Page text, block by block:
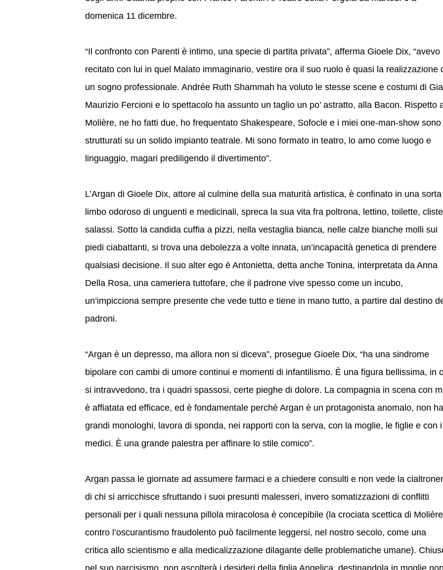
domenica 11 dicembre.
“Il confronto con Parenti è intimo, una specie di partita privata”, afferma Gioele Dix, “avevo
recitato con lui in quel Malato immaginario, vestire ora il suo ruolo è quasi la realizzazione
un sogno professionale. Andrée Ruth Shammah ha voluto le stesse scene e costumi di
Maurizio Fercioni e lo spettacolo ha assunto un taglio un po’ astratto, alla Bacon. Rispetto
Molière, ne ho fatti due, ho frequentato Shakespeare, Sofocle e i miei one-man-show sono
strutturati su un solido impianto teatrale. Mi sono formato in teatro, lo amo come luogo e
linguaggio, magari prediligendo il divertimento”.
L’Argan di Gioele Dix, attore al culmine della sua maturità artistica, è confinato in una sorta
limbo odoroso di unguenti e medicinali, spreca la sua vita fra poltrona, lettino, toilette,
salassi. Sotto la candida cuffia a pizzi, nella vestaglia bianca, nelle calze bianche molli sui
piedi ciabattanti, si trova una debolezza a volte innata, un’incapacità genetica di prendere
qualsiasi decisione. Il suo alter ego è Antonietta, detta anche Tonina, interpretata da Anna
Della Rosa, una cameriera tuttofare, che il padrone vive spesso come un incubo,
un’impicciona sempre presente che vede tutto e tiene in mano tutto, a partire dal destino
padroni.
“Argan è un depresso, ma allora non si diceva”, prosegue Gioele Dix, “ha una sindrome
bipolare con cambi di umore continui e momenti di infantilismo. È una figura bellissima, in
si intravvedono, tra i quadri spassosi, certe pieghe di dolore. La compagnia in scena con
è affiatata ed efficace, ed è fondamentale perché Argan è un protagonista anomalo, non ha
grandi monologhi, lavora di sponda, nei rapporti con la serva, con la moglie, le figlie e con i
medici. È una grande palestra per affinare lo stile comico”.
Argan passa le giornate ad assumere farmaci e a chiedere consulti e non vede la
di chi si arricchisce sfruttando i suoi presunti malesseri, invero somatizzazioni di conflitti
personali per i quali nessuna pillola miracolosa è concepibile (la crociata scettica di Molière
contro l’oscurantismo fraudolento può facilmente leggersi, nel nostro secolo, come una
critica allo scientismo e alla medicalizzazione dilagante delle problematiche umane).
nel suo narcisismo, non ascolterà i desideri della figlia Angelica, destinandola in moglie non